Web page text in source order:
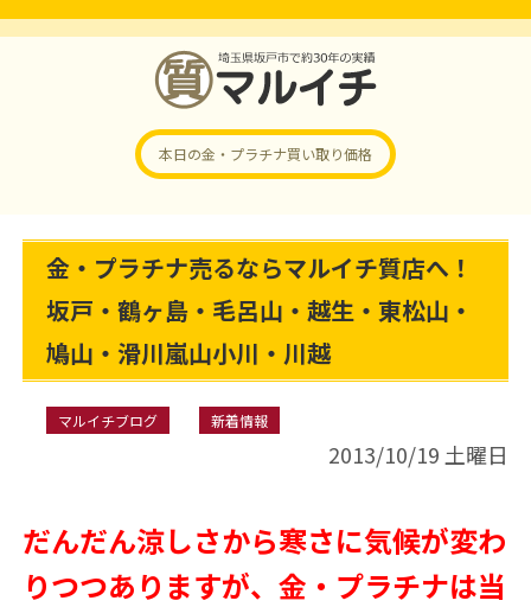
本日の金・プラチナ買い取り価格
金・プラチナ売るならマルイチ質店へ！
坂戸・鶴ヶ島・毛呂山・越生・東松山・
鳩山・滑川嵐山小川・川越
マルイチブログ 新着情報
2013/10/19 土曜日
だんだん涼しさから寒さに気候が変わ
りつつありますが、金・プラチナは当